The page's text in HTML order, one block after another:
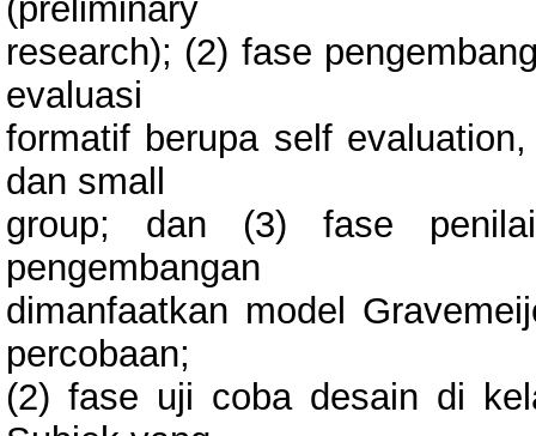
(preliminary
research); (2) fase
evaluasi
formatif berupa self
dan small
group; dan (3) fase
pengembangan
dimanfaatkan model
percobaan;
(2) fase uji coba desain di